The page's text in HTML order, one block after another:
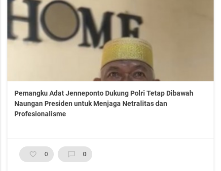
Pemangku Adat Jenneponto Dukung Polri Tetap Dibawah
Naungan Presiden untuk Menjaga Netralitas dan
Profesionalisme
favorite_border 0 chat_bubble_outline 0